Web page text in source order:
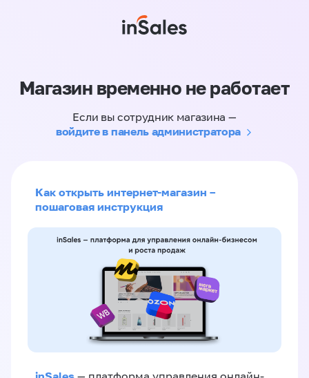
Магазин временно не работает
Если вы сотрудник магазина —
войдите в панель администратора
Как открыть интернет-магазин –
пошаговая инструкция